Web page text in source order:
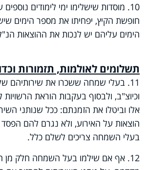
10. מוסדות שישלימו ימי לימודים
חופשת הקיץ, יפחיתו את מספר הימים
הימים עליהם יש לנכות את ההוצאות
תשלומים לאולמות, תזמורות
11. בעלי שמחה ששכרו את שירותיהם
וכיוצ"ב, ולבסוף בעקבות הוראת הרשויות
אלו וביטלו את הזמנתם: ככל שנותני
הוצאות על האירוע, ולא נגרם להם הפסד
בעלי השמחה צריכים לשלם כלל.
12. אף אם שילמו בעל השמחה חלק מן